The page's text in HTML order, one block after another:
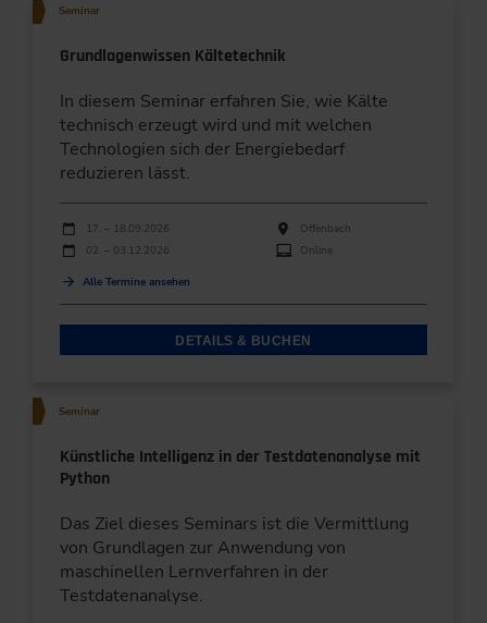
Seminar
Grundlagenwissen Kältetechnik
In diesem Seminar ­erfahren Sie, wie Kälte
technisch erzeugt wird und mit welchen
Technologien sich der Energiebedarf
reduzieren lässt.
Durchführungen
Veranstaltungsdatum
17. – 18.09.2026
Offenbach
02. – 03.12.2026
Online
Alle Termine ansehen
DETAILS & BUCHEN
Seminar
Künstliche Intelligenz in der Testdatenanalyse mit
Python
Das Ziel dieses Seminars ist die Vermittlung
von Grundlagen zur Anwendung von
maschinellen Lernverfahren in der
Testdatenanalyse.